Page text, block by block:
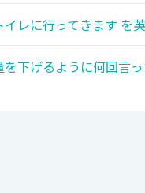
イレに行ってきます を
下げるように何回言